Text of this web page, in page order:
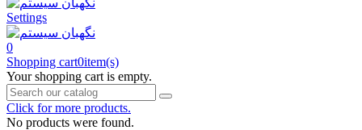
Settings
0
Shopping cart0item(s)
Your shopping cart is empty.
Click for more products.
No products were found.